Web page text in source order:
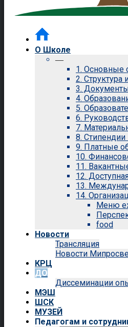
О Школе
—
1. Основные
2. Структура
3.
4.
5.
6.
7.
8.
9. Платные
10.
11.
12.
13.
14.
Меню
food
Новости
Трансляция
Новости
КРЦ
ДО
Диссеминации
МЭШ
ШСК
МУЗЕЙ
Педагогам и